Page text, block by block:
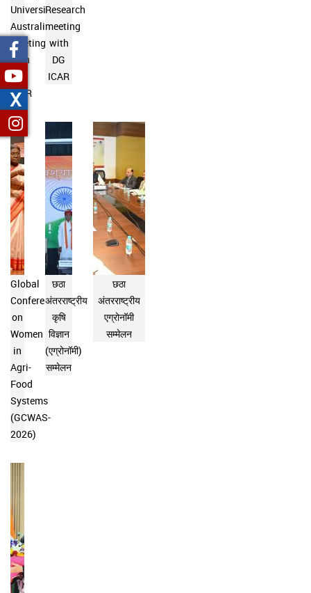
University,
Australia
Meeting
with
DG
ICAR
Research
meeting
with
DG
ICAR
Global
Conference
on
Women
in
Agri-
Food
Systems
(GCWAS-
2026)
छठा
अंतरराष्ट्रीय
कृषि
विज्ञान
(एग्रोनॉमी)
सम्मेलन
छठा
अंतरराष्ट्रीय
एग्रोनॉमी
सम्मेलन
X